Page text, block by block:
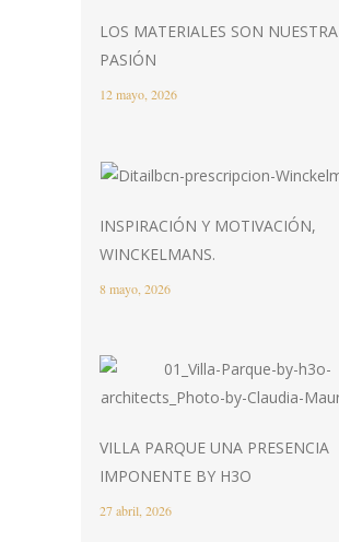
LOS MATERIALES SON NUESTRA
PASIÓN
12 mayo, 2026
INSPIRACIÓN Y MOTIVACIÓN,
WINCKELMANS.
8 mayo, 2026
VILLA PARQUE UNA PRESENCIA
IMPONENTE BY H3O
27 abril, 2026